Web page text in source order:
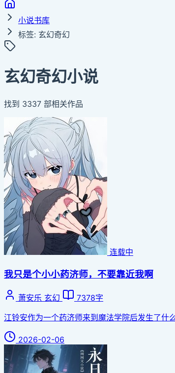
小说书库
标签: 玄幻奇幻
玄幻奇幻小说
找到 3337 部相关作品
连载中
我只是个小小药济师，不要靠近我啊
萧安乐 玄幻
7378字
江铃安作为一个药济师来到魔法学院后发生了什
2026-02-06